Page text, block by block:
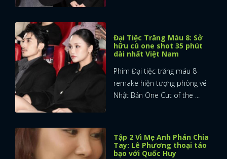
Đại Tiệc Trăng Máu 8: Sở
hữu cú one shot 35 phút
dài nhất Việt Nam
Phim Đại tiệc trăng máu 8
remake hiện tượng phòng vé
Nhật Bản One Cut of the ...
Tập 2 Vì Mẹ Anh Phán Chia
Tay: Lê Phương thoại táo
bạo với Quốc Huy